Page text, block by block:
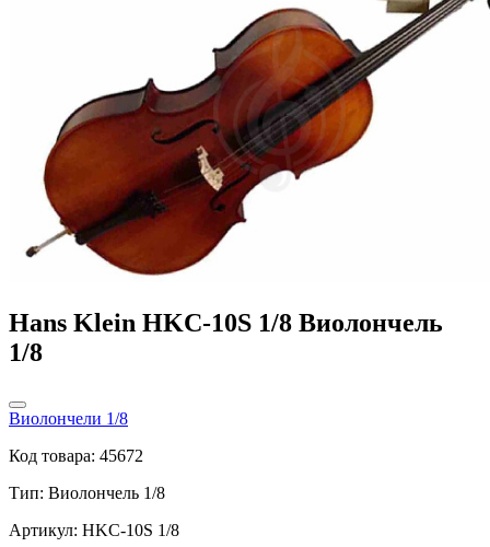
Hans Klein HKC-10S 1/8 Виолончель
1/8
Виолончели 1/8
Код товара: 45672
Тип: Виолончель 1/8
Артикул: HKC-10S 1/8